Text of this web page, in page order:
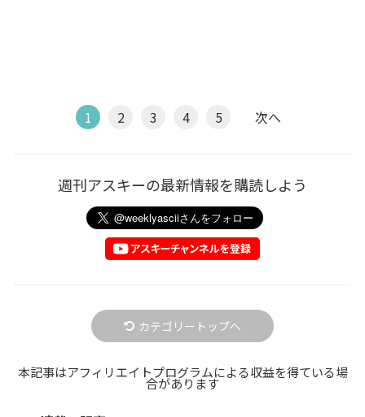
1 2 3 4 5 次へ
週刊アスキーの最新情報を購読しよう
カテゴリートップへ
本記事はアフィリエイトプログラムによる収益を得ている場
合があります